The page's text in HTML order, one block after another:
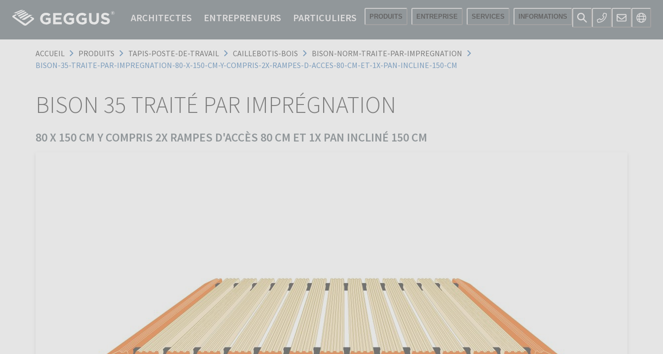
ARCHITECTES ENTREPRENEURS PARTICULIERS PRODUITS ENTREPRISE SERVICES INFORMATIONS
ACCUEIL PRODUITS TAPIS-POSTE-DE-TRAVAIL CAILLEBOTIS-BOIS
BISON-NORM-TRAITE-PAR-IMPREGNATION
BISON-35-TRAITE-PAR-IMPREGNATION-80-X-150-CM-Y-COMPRIS-2X-RAMPES-D-ACCES-80-CM-ET-1X-PAN-INCLINE-150-CM
BISON 35 TRAITÉ PAR IMPRÉGNATION
80 X 150 CM Y COMPRIS 2X RAMPES D'ACCÈS 80 CM ET 1X PAN INCLINÉ 150 CM